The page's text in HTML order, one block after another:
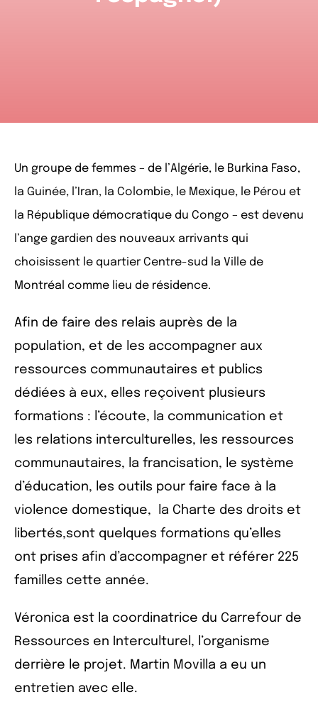
Un groupe de femmes – de l’Algérie, le Burkina Faso,
la Guinée, l’Iran, la Colombie, le Mexique, le Pérou et
la République démocratique du Congo – est devenu
l’ange gardien des nouveaux arrivants qui
choisissent le quartier Centre-sud la Ville de
Montréal comme lieu de résidence.
Afin de faire des relais auprès de la
population, et de les accompagner aux
ressources communautaires et publics
dédiées à eux, elles reçoivent plusieurs
formations : l’écoute, la communication et
les relations interculturelles, les ressources
communautaires, la francisation, le système
d’éducation, les outils pour faire face à la
violence domestique, la Charte des droits et
libertés,sont quelques formations qu’elles
ont prises afin d’accompagner et référer 225
familles cette année.
Véronica est la coordinatrice du Carrefour de
Ressources en Interculturel, l’organisme
derrière le projet. Martin Movilla a eu un
entretien avec elle.